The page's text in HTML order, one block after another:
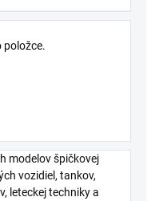
položce.
modelov špičkovej
vozidiel, tankov,
leteckej techniky a